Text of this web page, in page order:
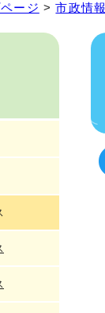
ージ >市政情報